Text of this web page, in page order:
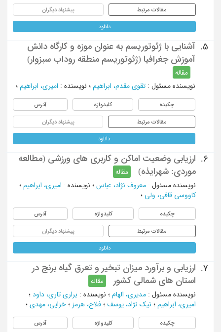
مقالات مرتبط پیشنهاد دیگران
دانلود
5.
آشنایی با ژئوتوریسم به عنوان موزه و کارگاه دانش
آموزش جغرافیا (ژئوتوریسم منطقه روداب سبزوار)
مقاله
نویسنده مسئول : تقوی مقدم، ابراهیم ؛ نویسنده : امیری، ابراهیم ؛
چکیده کلیدواژه آدرس
مقالات مرتبط پیشنهاد دیگران
دانلود
6.
ارزیابی وضعیت اماکن و کاربری های ورزشی (مطالعه
موردی: شهرایذه)
مقاله
نویسنده مسئول : معروف نژاد، عباس ؛ نویسنده : امیری، ابراهیم ؛
کاووسی قافی، ولی ؛
چکیده کلیدواژه آدرس
مقالات مرتبط پیشنهاد دیگران
دانلود
7.
ارزیابی و برآورد میزان تبخیر و تعرق گیاه برنج در
استان های شمالی کشور
مقاله
نویسنده مسئول : مدیری، الهام ؛ نویسنده : براری تاری، داود ؛
امیری، ابراهیم ؛ نیک نژاد، یوسف ؛ فلاح، هرمز ؛ خزایی، مهدی ؛
چکیده کلیدواژه آدرس